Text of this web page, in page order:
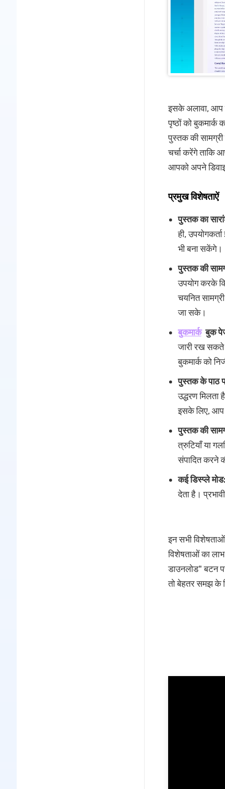
इसके अलावा, आप
पृष्ठों को
पुस्तक की
चर्चा करेंगे ताकि
आपको अपने
प्रमुख विशेषताऐं
पुस्तक का
ही,
भी बना सकेंगे।
पुस्तक की
उपयोग करके
चयनित
जा सके।
बुकमार्कबुक
जारी रख सकते
बुकमार्क को
पुस्तक के पाठ
उद्धरण मिलता
इसके लिए, आप
पुस्तक की
त्रुटियाँ या
संपादित करने
कई डिस्प्ले मोड:
देता है।
इन सभी
विशेषताओं का
डाउनलोड" बटन
तो बेहतर समझ के